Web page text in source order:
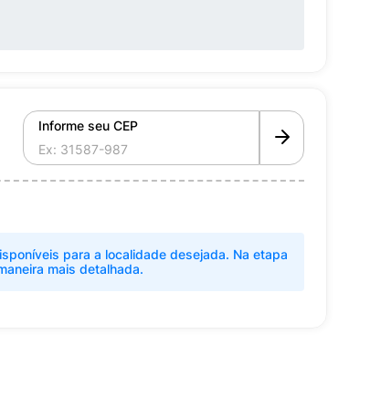
Informe seu CEP
para a localidade desejada. Na etapa
mais detalhada.